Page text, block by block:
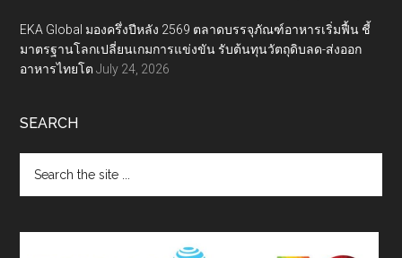
EKA Global มองครึ่งปีหลัง 2569 ตลาดบรรจุภัณฑ์อาหารเริ่มฟื้น ชี้
มาตรฐานโลกเปลี่ยนเกมการแข่งขัน รับต้นทุนวัตถุดิบลด-ส่งออก
อาหารไทยโต July 24, 2026
SEARCH
the